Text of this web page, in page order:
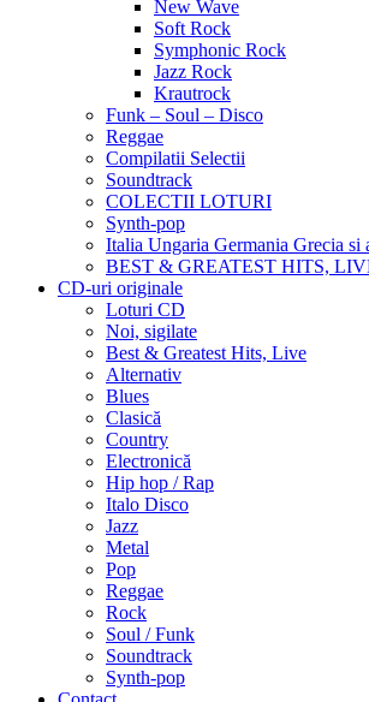
New Wave
Soft Rock
Symphonic Rock
Jazz Rock
Krautrock
Funk – Soul – Disco
Reggae
Compilatii Selectii
Soundtrack
COLECTII LOTURI
Synth-pop
Italia Ungaria Germania Grecia si
BEST & GREATEST HITS,
CD-uri originale
Loturi CD
Noi, sigilate
Best & Greatest Hits, Live
Alternativ
Blues
Clasică
Country
Electronică
Hip hop / Rap
Italo Disco
Jazz
Metal
Pop
Reggae
Rock
Soul / Funk
Soundtrack
Synth-pop